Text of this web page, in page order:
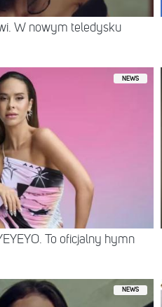
W nowym teledysku
NEWS
To oficjalny hymn
NEWS